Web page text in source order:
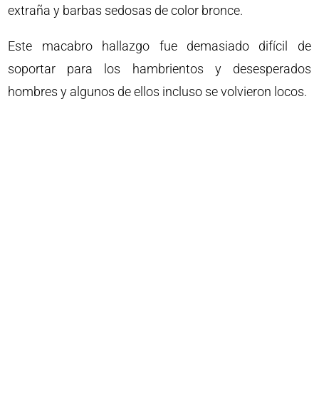
extraña y barbas sedosas de color bronce.
Este macabro hallazgo fue demasiado difícil de
soportar para los hambrientos y desesperados
hombres y algunos de ellos incluso se volvieron locos.